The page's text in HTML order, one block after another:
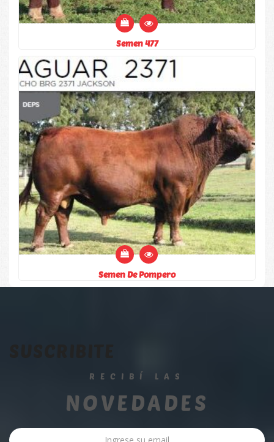
Semen 477
Semen De Pompero
RECIBÍ LAS
NOVEDADES